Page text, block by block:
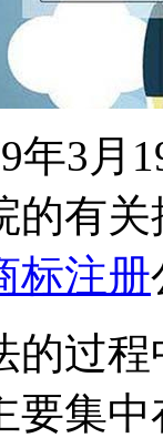
年3月
的有
标注册
的过
要集